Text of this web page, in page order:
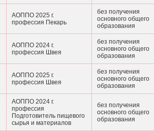
АОППО 2025 г.
профессия Пекарь
без получения
основного общего
образования
АОППО 2024 г.
профессия Швея
без получения
основного общего
образования
АОППО 2025 г.
профессия Швея
без получения
основного общего
образования
АОППО 2024 г.
профессия
Подготовитель пищевого
сырья и материалов
без получения
основного общего
образования